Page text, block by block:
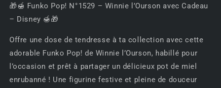
Winnie
l’Ourson
avec
Cadeau
–
Disney
🍯
🎁
Winnie
Cadeau
–
Disney
🍯
🎁
🎁🍯 Funko Pop! N°1529 – Winnie l’Ourson avec Cadeau
– Disney 🍯🎁
Offre une dose de tendresse à ta collection avec cette
adorable Funko Pop! de Winnie l’Ourson, habillé pour
l’occasion et prêt à partager un délicieux pot de miel
enrubanné ! Une figurine festive et pleine de douceur